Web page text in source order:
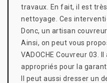
travaux. En fait, il est
nettoyage. Ces
Donc, un artisan
Ainsi, on peut vous
VADOCHE Couvreur 03.
appropriés pour la
Il peut aussi dresser un